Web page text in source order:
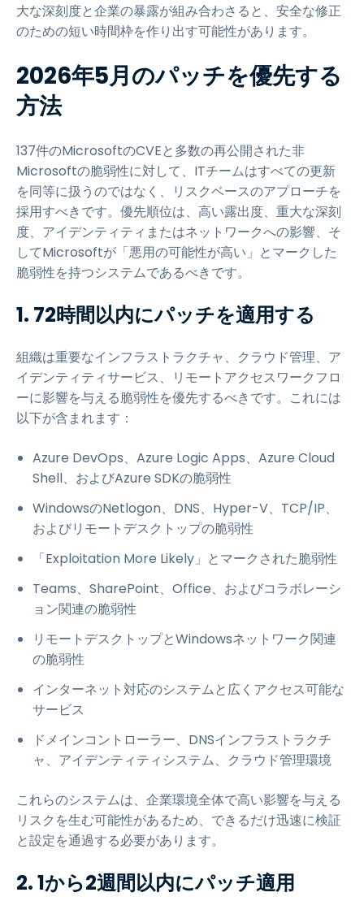
大な深刻度と企業の暴露が組み合わさると、安全な修正
のための短い時間枠を作り出す可能性があります。
2026年5月のパッチを優先する
方法
137件のMicrosoftのCVEと多数の再公開された非
Microsoftの脆弱性に対して、ITチームはすべての更新
を同等に扱うのではなく、リスクベースのアプローチを
採用すべきです。優先順位は、高い露出度、重大な深刻
度、アイデンティティまたはネットワークへの影響、そ
してMicrosoftが「悪用の可能性が高い」とマークした
脆弱性を持つシステムであるべきです。
1. 72時間以内にパッチを適用する
組織は重要なインフラストラクチャ、クラウド管理、ア
イデンティティサービス、リモートアクセスワークフロ
ーに影響を与える脆弱性を優先するべきです。これには
以下が含まれます：
Azure DevOps、Azure Logic Apps、Azure Cloud
Shell、およびAzure SDKの脆弱性
WindowsのNetlogon、DNS、Hyper-V、TCP/IP、
およびリモートデスクトップの脆弱性
「Exploitation More Likely」とマークされた脆弱性
Teams、SharePoint、Office、およびコラボレーシ
ョン関連の脆弱性
リモートデスクトップとWindowsネットワーク関連
の脆弱性
インターネット対応のシステムと広くアクセス可能な
サービス
ドメインコントローラー、DNSインフラストラクチ
ャ、アイデンティティシステム、クラウド管理環境
これらのシステムは、企業環境全体で高い影響を与える
リスクを生む可能性があるため、できるだけ迅速に検証
と設定を通過する必要があります。
2. 1から2週間以内にパッチ適用